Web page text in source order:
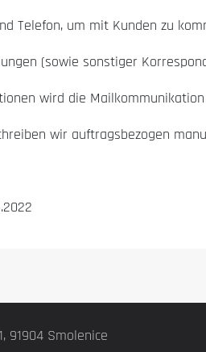
Telefon, um mit Kunden zu
(sowie sonstiger
wird die
wir auftragsbezogen
91904 Smolenice